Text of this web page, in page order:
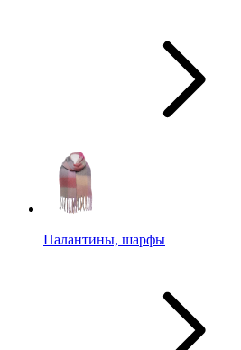
Палантины, шарфы